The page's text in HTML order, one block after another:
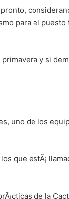
para el
y si
uno de los
que estÃ¡
de la